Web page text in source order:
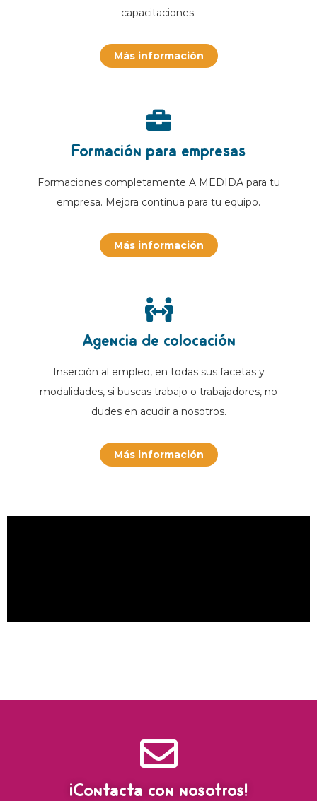
capacitaciones.
Más información
Formación para empresas
Formaciones completamente A MEDIDA para tu
empresa. Mejora continua para tu equipo.
Más información
Agencia de colocación
Inserción al empleo, en todas sus facetas y
modalidades, si buscas trabajo o trabajadores, no
dudes en acudir a nosotros.
Más información
¡Contacta con nosotros!